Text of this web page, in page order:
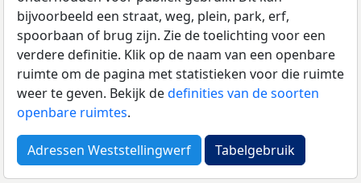
bijvoorbeeld een straat, weg, plein, park, erf,
spoorbaan of brug zijn. Zie de toelichting voor een
verdere definitie. Klik op de naam van een openbare
ruimte om de pagina met statistieken voor die ruimte
weer te geven. Bekijk dedefinities van de soorten
openbare ruimtes.
Adressen Weststellingwerf Tabelgebruik